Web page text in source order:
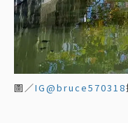
圖／IG@bruce570318